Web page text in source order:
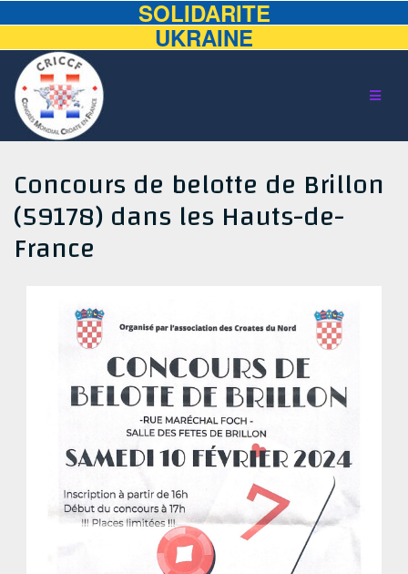
SOLIDARITE
UKRAINE
contenu
Concours de belotte de Brillon
(59178) dans les Hauts-de-
France